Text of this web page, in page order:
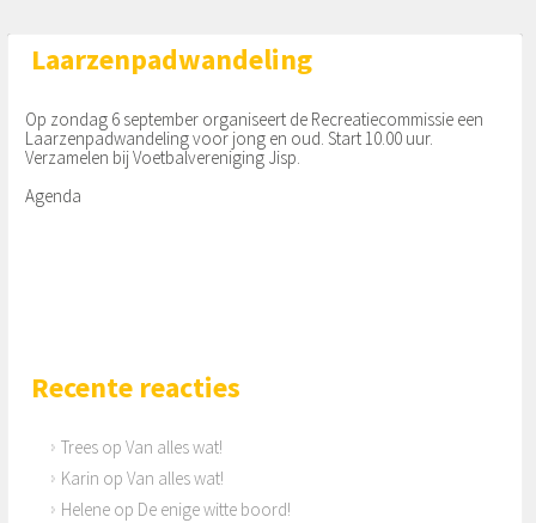
Laarzenpadwandeling
Op zondag 6 september organiseert de Recreatiecommissie een
Laarzenpadwandeling voor jong en oud. Start 10.00 uur.
Verzamelen bij Voetbalvereniging Jisp.
Agenda
Recente reacties
Trees opVan alles wat!
Karin opVan alles wat!
Helene op De enige witte boord!